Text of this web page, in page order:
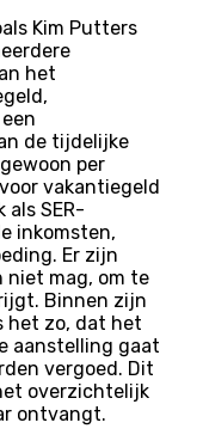
Kim Putters
het
de tijdelijke
per
vakantiegeld
als SER-
inkomsten,
Er zijn
niet mag, om te
Binnen zijn
het zo, dat het
aanstelling gaat
vergoed. Dit
overzichtelijk
ontvangt.